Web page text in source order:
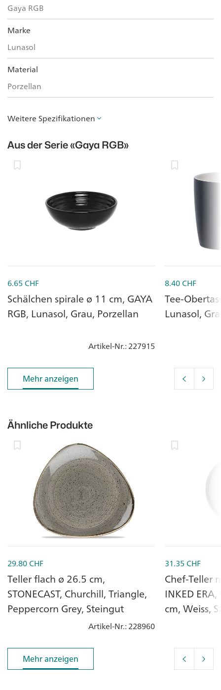
Gaya RGB
Marke
Lunasol
Material
Porzellan
Weitere Spezifikationen
Aus der Serie«Gaya RGB»
6.65 CHF
Schälchen spirale ø 11 cm, GAYA
RGB, Lunasol, Grau, Porzellan
Artikel-Nr.: 227915
8.40CHF
Tee-
Lunasol,
Mehr anzeigen
Mehr anzeigen
Ähnliche Produkte
29.80CHF
Teller flach ø 26.5 cm,
STONECAST, Churchill, Triangle,
Peppercorn Grey, Steingut
Artikel-Nr.: 228960
31.35 CHF
Chef-Teller
INKED
cm, Weiss,
Mehr anzeigen
Mehr anzeigen